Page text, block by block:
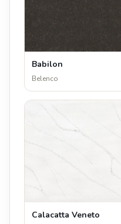
Babilon
Belenco
Calacatta Veneto